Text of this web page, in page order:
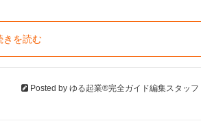
きを読む
Posted by ゆる起業®完全ガイド編集スタッフ